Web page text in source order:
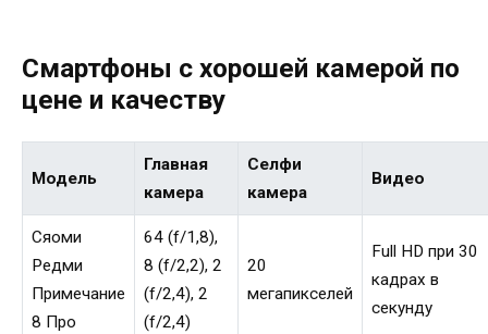
Смартфоны с хорошей камерой по
цене и качеству
Модель
Главная
камера
Селфи
камера
Видео
Сяоми
Редми
Примечание
8 Про
64 (f/1,8),
8 (f/2,2), 2
(f/2,4), 2
(f/2,4)
20
мегапикселей
Full HD при 30
кадрах в
секунду